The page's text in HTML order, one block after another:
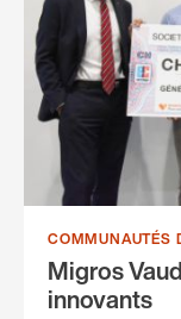
COMMUNAUTÉS
Migros
innovants